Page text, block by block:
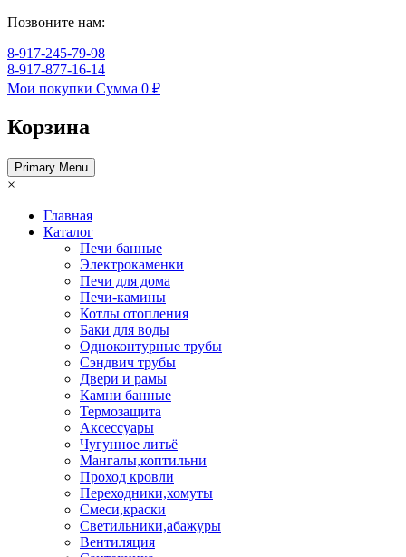
Позвоните нам:
8-917-245-79-98
8-917-877-16-14
Мои покупки Сумма 0 ₽
Корзина
Primary Menu
×
Главная
Каталог
Печи банные
Электрокаменки
Печи для дома
Печи-камины
Котлы отопления
Баки для воды
Одноконтурные трубы
Сэндвич трубы
Двери и рамы
Камни банные
Термозащита
Аксессуары
Чугунное литьё
Мангалы,коптильни
Проход кровли
Переходники,хомуты
Смеси,краски
Светильники,абажуры
Вентиляция